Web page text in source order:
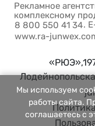
Рекламное
комплексному
8 800 550 41 34.
www.ra-
Мы используем
работы сайта.
соглашаетесь с